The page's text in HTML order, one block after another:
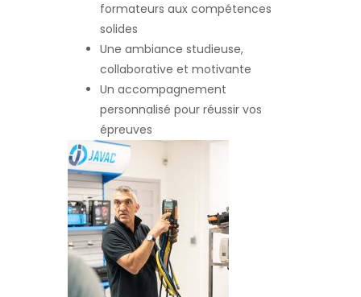
formateurs aux compétences
solides
Une ambiance studieuse,
collaborative et motivante
Un accompagnement
personnalisé pour réussir vos
épreuves